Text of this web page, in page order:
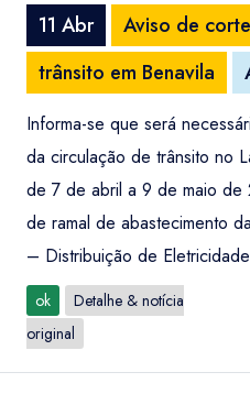
11 Abr
Aviso de
trânsito em Benavila
Informa-se que será
da circulação de trânsito no
de 7 de abril a 9 de maio
de ramal de abastecimento
– Distribuição de
ok
Detalhe & notícia
original